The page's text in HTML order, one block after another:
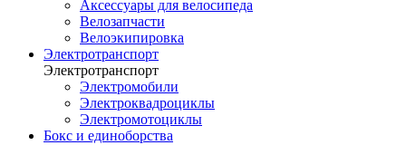
Аксессуары для велосипеда
Велозапчасти
Велоэкипировка
Электротранспорт
Электротранспорт
Электромобили
Электроквадроциклы
Электромотоциклы
Бокс и единоборства